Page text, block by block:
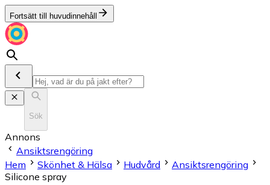
Fortsätt till huvudinnehåll
Sök
Annons
Ansiktsrengöring
Hem
Skönhet & Hälsa Hudvård
Ansiktsrengöring
Silicone spray